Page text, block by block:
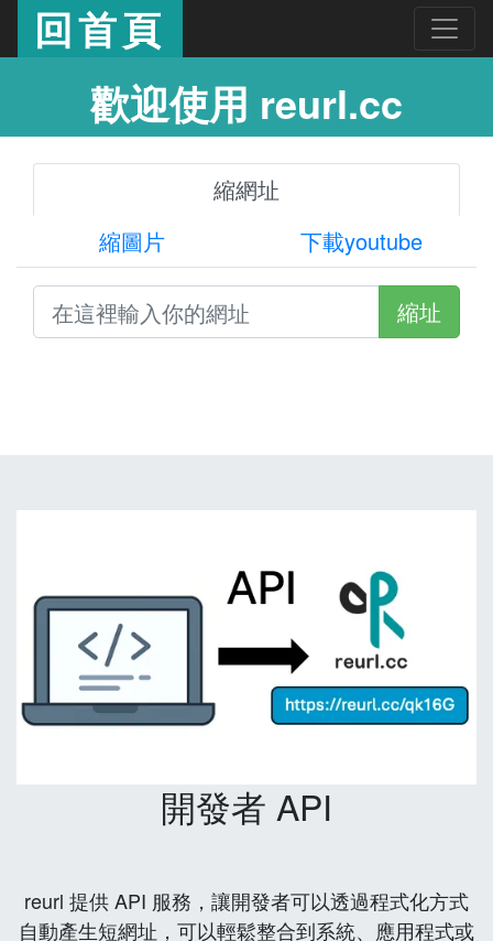
回首頁
歡迎使用 reurl.cc
縮網址
縮圖片
下載youtube
縮址
開發者 API
reurl 提供 API 服務，讓開發者可以透過程式化方式
自動產生短網址，可以輕鬆整合到系統、應用程式或